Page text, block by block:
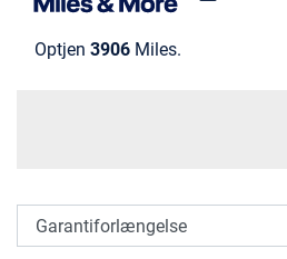
Optjen 3906 Miles.